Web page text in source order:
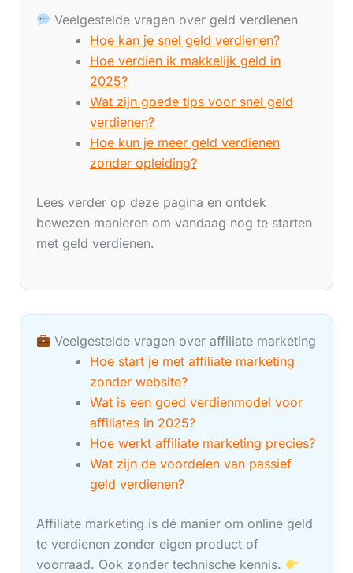
Veelgestelde vragen over geld verdienen
Hoe kan je snel geld verdienen?
Hoe verdien ik makkelijk geld in
2025?
Wat zijn goede tips voor snel geld
verdienen?
Hoe kun je meer geld verdienen
zonder opleiding?
Lees verder op deze pagina en ontdek
bewezen manieren om vandaag nog te starten
met geld verdienen.
Veelgestelde vragen over affiliate marketing
Hoe start je met affiliate marketing
zonder website?
Wat is een goed verdienmodel voor
affiliates in 2025?
Hoe werkt affiliate marketing precies?
Wat zijn de voordelen van passief
geld verdienen?
Affiliate marketing is dé manier om online geld
te verdienen zonder eigen product of
voorraad. Ook zonder technische kennis.